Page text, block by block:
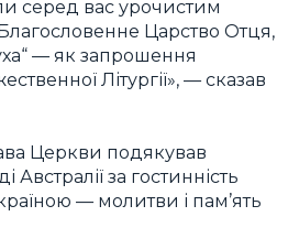
серед вас урочистим
Царство Отця,
— як запрошення
Літургії», — сказав
Церкви подякував
Австралії за гостинність
— молитви і пам’ять